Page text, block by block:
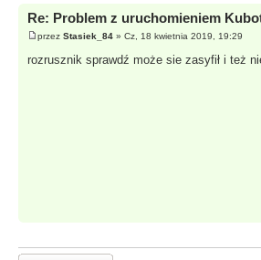
Re: Problem z uruchomieniem
przez Stasiek_84 » Cz, 18 kwietnia 2019, 19:29
rozrusznik sprawdź może sie zasyfił i też